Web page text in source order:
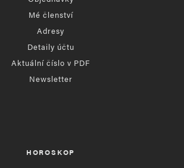
Mé členství
Adresy
Detaily účtu
Aktuální číslo v PDF
Newsletter
HOROSKOP